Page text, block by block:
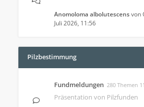
Anomoloma albolutescensvon
Juli 2026, 11:56
Pilzbestimmung
Fundmeldungen 280 Themen
Präsentation von Pilzfunden